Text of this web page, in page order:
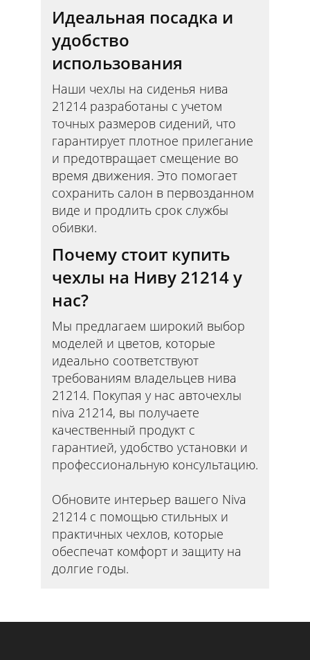
Идеальная посадка и
удобство
использования
Наши чехлы на сиденья нива
21214 разработаны с учетом
точных размеров сидений, что
гарантирует плотное прилегание
и предотвращает смещение во
время движения. Это помогает
сохранить салон в первозданном
виде и продлить срок службы
обивки.
Почему стоит купить
чехлы на Ниву 21214 у
нас?
Мы предлагаем широкий выбор
моделей и цветов, которые
идеально соответствуют
требованиям владельцев нива
21214. Покупая у нас авточехлы
niva 21214, вы получаете
качественный продукт с
гарантией, удобство установки и
профессиональную консультацию.
Обновите интерьер вашего Niva
21214 с помощью стильных и
практичных чехлов, которые
обеспечат комфорт и защиту на
долгие годы.